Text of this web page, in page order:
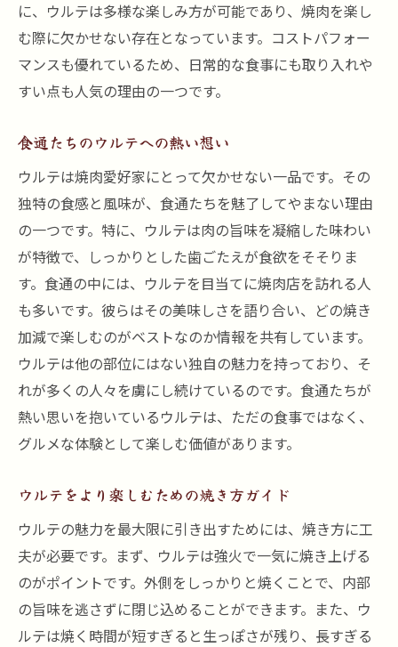
に、ウルテは多様な楽しみ方が可能であり、焼肉を楽し
む際に欠かせない存在となっています。コストパフォー
マンスも優れているため、日常的な食事にも取り入れや
すい点も人気の理由の一つです。
食通たちのウルテへの熱い想い
ウルテは焼肉愛好家にとって欠かせない一品です。その
独特の食感と風味が、食通たちを魅了してやまない理由
の一つです。特に、ウルテは肉の旨味を凝縮した味わい
が特徴で、しっかりとした歯ごたえが食欲をそそりま
す。食通の中には、ウルテを目当てに焼肉店を訪れる人
も多いです。彼らはその美味しさを語り合い、どの焼き
加減で楽しむのがベストなのか情報を共有しています。
ウルテは他の部位にはない独自の魅力を持っており、そ
れが多くの人々を虜にし続けているのです。食通たちが
熱い思いを抱いているウルテは、ただの食事ではなく、
グルメな体験として楽しむ価値があります。
ウルテをより楽しむための焼き方ガイド
ウルテの魅力を最大限に引き出すためには、焼き方に工
夫が必要です。まず、ウルテは強火で一気に焼き上げる
のがポイントです。外側をしっかりと焼くことで、内部
の旨味を逃さずに閉じ込めることができます。また、ウ
ルテは焼く時間が短すぎると生っぽさが残り、長すぎる